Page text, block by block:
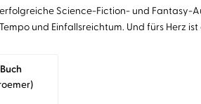
Science-Fiction- und Fantasy-
und Einfallsreichtum. Und fürs Herz
Buch